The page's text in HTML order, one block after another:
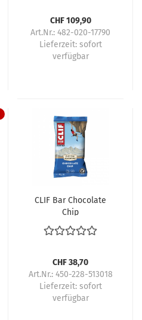
CHF 109,90
Art.Nr.: 482-020-17790
Lieferzeit: sofort
verfügbar
CLIF Bar Chocolate
Chip
CHF 38,70
Art.Nr.: 450-228-513018
Lieferzeit: sofort
verfügbar